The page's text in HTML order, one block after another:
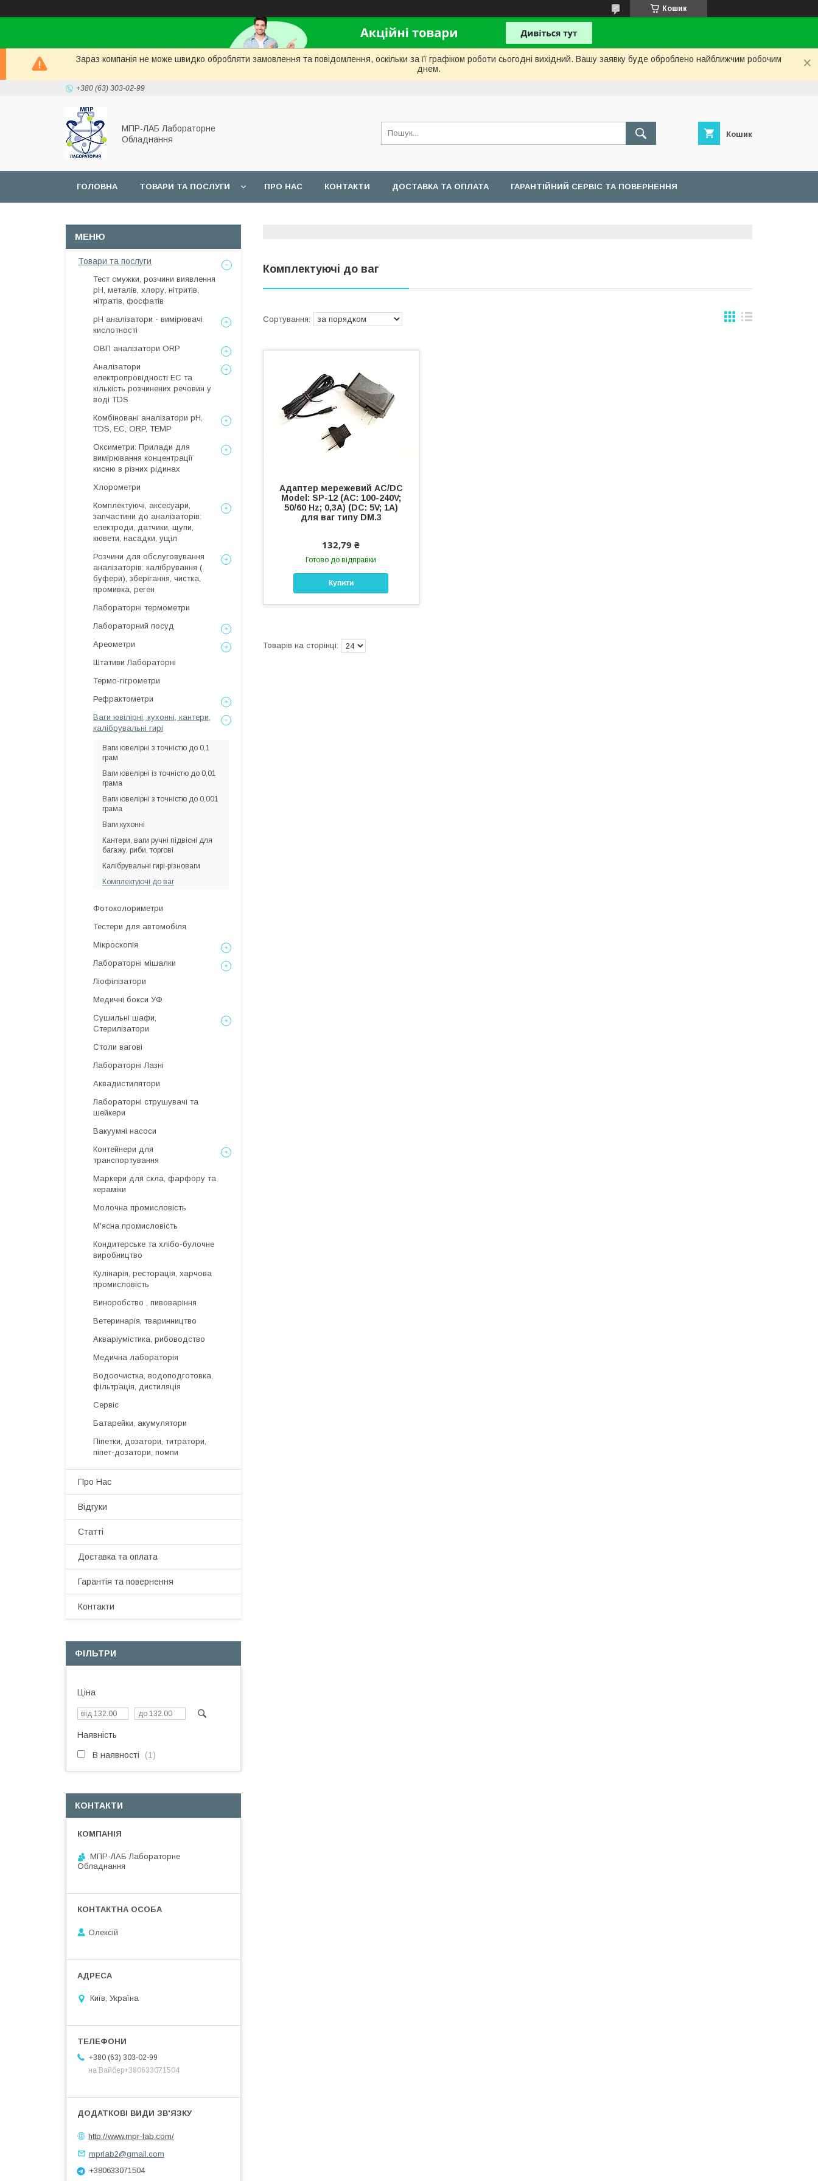
Кошик
Зараз компанія не може швидко обробляти замовлення та повідомлення, оскільки за її графіком роботи сьогодні вихідний. Вашу заявку буде оброблено найближчим робочим
днем.
+380 (63) 303-02-99
МПР-ЛАБ Лабораторне
Обладнання
Кошик
ГОЛОВНА ТОВАРИ ТА ПОСЛУГИ ПРО НАС КОНТАКТИ ДОСТАВКА ТА ОПЛАТА ГАРАНТІЙНИЙ СЕРВІС ТА ПОВЕРНЕННЯ
Комплектуючі до ваг
Адаптер мережевий AC/DC
Model: SP-12 (AC: 100-240V;
50/60 Hz; 0,3A) (DC: 5V; 1A)
для ваг типу DM.3
132,79 ₴
Готово до відправки
Купити
Товари та послуги
Тест смужки, розчини виявлення
рН, металів, хлору, нітритів,
нітратів, фосфатів
рН аналізатори - вимірювачі
кислотності
ОВП аналізатори ORP
Аналізатори
електропровідності EC та
кількість розчинених речовин у
воді TDS
Комбіновані аналізатори pH,
TDS, EC, ORP, TEMP
Оксиметри: Прилади для
вимірювання концентрації
кисню в різних рідинах
Хлорометри
Комплектуючі, аксесуари,
запчастини до аналізаторів:
електроди, датчики, щупи,
кювети, насадки, ущіл
Розчини для обслуговування
аналізаторів: калібрування (
буфери), зберігання, чистка,
промивка, реген
Лабораторні термометри
Лабораторний посуд
Ареометри
Штативи Лабораторні
Термо-гігрометри
Рефрактометри
Ваги ювілірні, кухонні, кантери,
калібрувальні гирі
Ваги ювелірні з точністю до 0,1
грам
Ваги ювелірні із точністю до 0,01
грама
Ваги ювелірні з точністю до 0,001
грама
Ваги кухонні
Кантери, ваги ручні підвісні для
багажу, риби, торгові
Калібрувальні гирі-різноваги
Комплектуючі до ваг
Фотоколориметри
Тестери для автомобіля
Мікроскопія
Лабораторні мішалки
Ліофілізатори
Медичні бокси УФ
Сушильні шафи,
Стерилізатори
Столи вагові
Лабораторні Лазні
Аквадистилятори
Лабораторні струшувачі та
шейкери
Вакуумні насоси
Контейнери для
транспортування
Маркери для скла, фарфору та
кераміки
Молочна промисловість
М'ясна промисловість
Кондитерське та хлібо-булочне
виробництво
Кулінарія, ресторація, харчова
промисловість
Виноробство , пивоваріння
Ветеринарія, тваринництво
Акваріумістика, рибоводство
Медична лабораторія
Водоочистка, водоподготовка,
фільтрація, дистиляція
Сервіс
Батарейки, акумулятори
Піпетки, дозатори, титратори,
піпет-дозатори, помпи
Про Нас
Відгуки
Статті
Доставка та оплата
Гарантія та повернення
Контакти
ФІЛЬТРИ
Ціна
Наявність
В наявності 1
КОНТАКТИ
МПР-ЛАБ Лабораторне
Обладнання
Олексій
Київ, Україна
+380 (63) 303-02-99
на Вайбер+380633071504
http://www.mpr-lab.com/
mprlab2@gmail.com
+380633071504